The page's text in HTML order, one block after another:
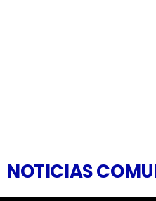
NOTICIAS